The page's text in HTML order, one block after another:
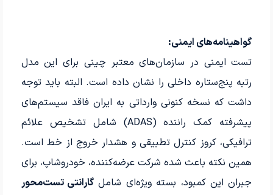
گواهینامه‌های ایمنی:
تست ایمنی در سازمان‌های معتبر چینی برای این مدل
رتبه پنج‌ستاره داخلی را نشان داده است. البته باید توجه
داشت که نسخه کنونی وارداتی به ایران فاقد سیستم‌های
پیشرفته کمک راننده (ADAS) شامل تشخیص علائم
ترافیکی، کروز کنترل تطبیقی و هشدار خروج از خط است.
همین نکته باعث شده شرکت عرضه‌کننده، خودروشاپ، برای
جبران این کمبود، بسته ویژه‌ای شامل گارانتی تست‌محور